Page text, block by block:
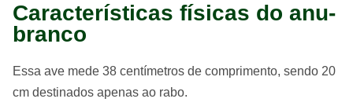
Características físicas do anu-
branco
Essa ave mede 38 centímetros de comprimento, sendo 20
cm destinados apenas ao rabo.